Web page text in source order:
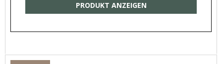
PRODUKT ANZEIGEN